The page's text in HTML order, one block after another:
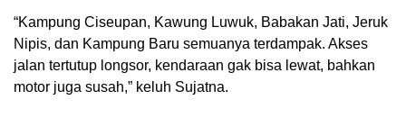
“Kampung Ciseupan, Kawung Luwuk, Babakan Jati, Jeruk
Nipis, dan Kampung Baru semuanya terdampak. Akses
jalan tertutup longsor, kendaraan gak bisa lewat, bahkan
motor juga susah,” keluh Sujatna.